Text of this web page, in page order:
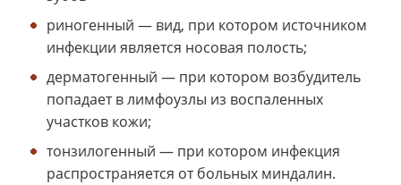
риногенный — вид, при котором источником
инфекции является носовая полость;
дерматогенный — при котором возбудитель
попадает в лимфоузлы из воспаленных
участков кожи;
тонзилогенный — при котором инфекция
распространяется от больных миндалин.